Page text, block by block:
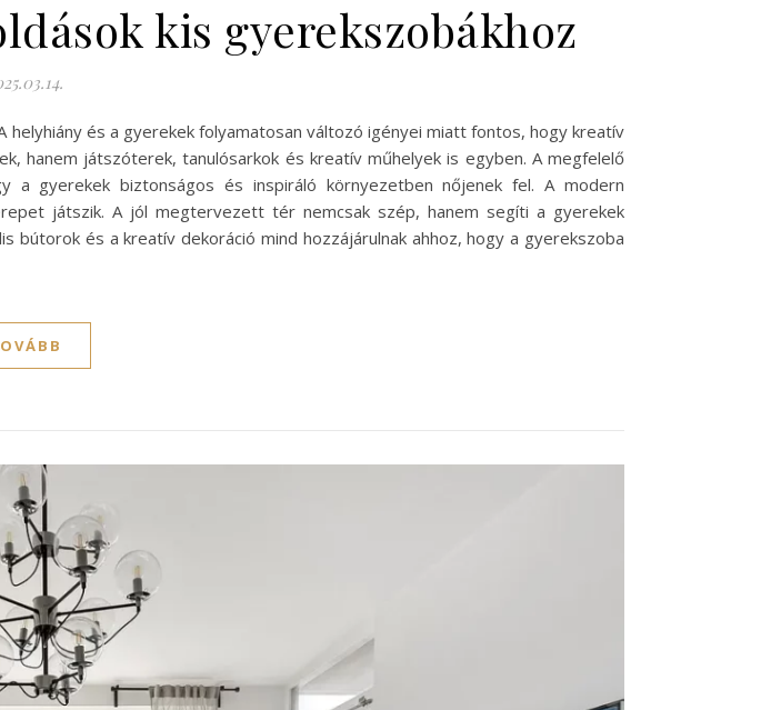
kis gyerekszobákhoz
és a gyerekek folyamatosan változó igényei miatt fontos, hogy kreatív
hanem játszóterek, tanulósarkok és kreatív műhelyek is egyben. A megfelelő
a gyerekek biztonságos és inspiráló környezetben nőjenek fel. A modern
játszik. A jól megtervezett tér nemcsak szép, hanem segíti a gyerekek
bútorok és a kreatív dekoráció mind hozzájárulnak ahhoz, hogy a gyerekszoba